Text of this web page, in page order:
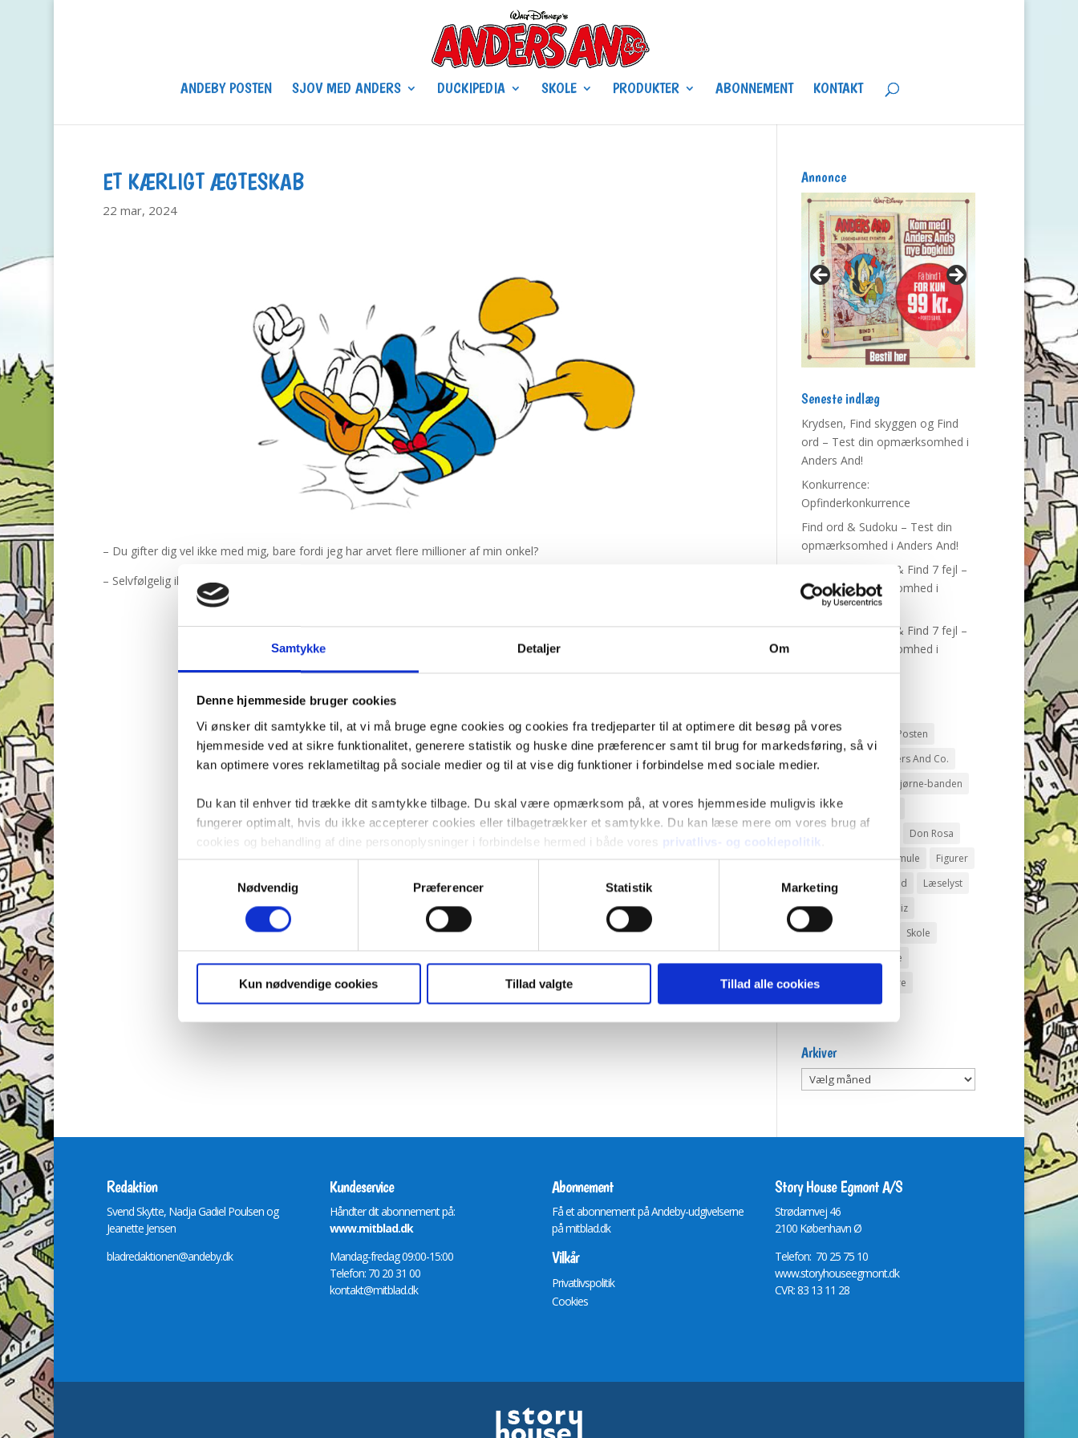
Samtykke Detaljer Om
Denne hjemmeside bruger cookies
Vi ønsker dit samtykke til, at vi må bruge egne cookies og cookies fra tredjeparter til at optimere dit besøg på vores
hjemmeside ved at sikre funktionalitet, generere statistik og huske dine præferencer samt til brug for markedsføring, så vi
kan optimere vores reklametiltag på sociale medier og til at vise dig funktioner i forbindelse med sociale medier.
Du kan til enhver tid trække dit samtykke tilbage. Du skal være opmærksom på, at vores hjemmeside muligvis ikke
fungerer optimalt, hvis du ikke accepterer cookies eller tilbagetrækker et samtykke. Du kan læse mere om vores brug af
cookies og behandling af dine personoplysninger i forbindelse hermed i både vores privatlivs- og cookiepolitik
Nødvendig
Præferencer Statistik Marketing
Kun nødvendige cookies Tillad valgte Tillad alle cookies
ANDEBY POSTEN SJOV MED ANDERS DUCKIPEDIA SKOLE PRODUKTER ABONNEMENT KONTAKT
ET KÆRLIGT ÆGTESKAB
22 mar, 2024
– Du gifter dig vel ikke med mig, bare fordi jeg har arvet flere millioner af min onkel?
– Selvfølgelig ikke! Jeg ville have giftet mig med dig, uanset hvem du havde arvet dem fra!
Annonce
Seneste indlæg
Krydsen, Find skyggen og Find
ord – Test din opmærksomhed i
Anders And!
Konkurrence:
Opfinderkonkurrence
Find ord & Sudoku – Test din
opmærksomhed i Anders And!
Find ord, Labyrint & Find 7 fejl –
Test din opmærksomhed i
Anders And!
Find ord, Labyrint & Find 7 fejl –
Test din opmærksomhed i
Andeby
Andeby Posten
Anders And Co.
Bjørne-banden
Bøger
Dagens vittigheder
Don Rosa
Du Gådeste
Fedtmule
Figurer
IRL
Joakim von And
Læselyst
Mickey Mouse
Quiz
Rap og Rup
Skole
Tegnere
Tegnere og forfattere
Ugens Du gådeste
Arkiver
Arkiver
Redaktion
Svend Skytte, Nadja Gadiel Poulsen og
Jeanette Jensen
bladredaktionen@andeby.dk
Kundeservice
Håndter dit abonnement på:
www.mitblad.dk
Mandag-fredag 09:00-15:00
Telefon: 70 20 31 00
kontakt@mitblad.dk
Abonnement
Få et abonnement på Andeby-udgivelserne
påmitblad.dk
Vilkår
Privatlivspolitik
Cookies
Story House Egmont A/S
Strødamvej 46
2100 København Ø
Telefon: 70 25 75 10
www.storyhouseegmont.dk
CVR: 83 13 11 28